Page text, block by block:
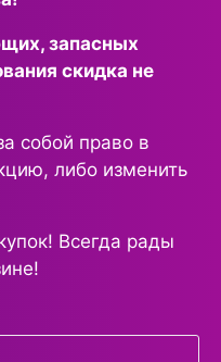
запасных
скидка не
собой право в
либо изменить
Всегда рады